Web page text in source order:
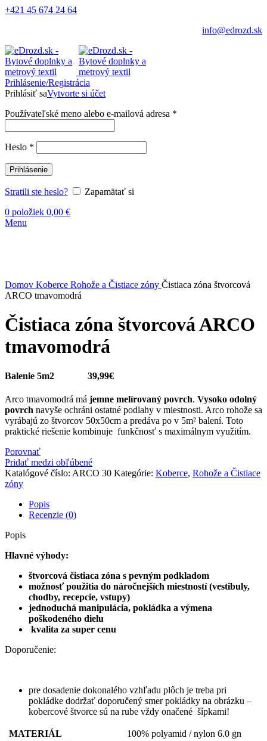
+421 45 674 24 64
info@edrozd.sk
Prihlásenie/Registrácia
Prihlásiť saVytvorte si účet
Používateľské meno alebo e-mailová adresa *
Heslo *
Prihlásenie
Stratili ste heslo?
Zapamätať si
0 položiek 0,00 €
Menu
Domov Koberce Rohože a Čistiace zóny Čistiaca zóna štvorcová
ARCO tmavomodrá
Čistiaca zóna štvorcová ARCO
tmavomodrá
Balenie 5m2 39,99€
Arco tmavomodrá má jemne melírovaný povrch. Vysoko odolný
povrch navyše ochráni ostatné podlahy v miestnosti. Arco rohože sa
vyrábajú zo štvorcov 50x50cm a predáva po v 5m² balení. Toto
praktické riešenie kombinuje funkčnosť s maximálnym využitím.
Porovnať
Pridať medzi obľúbené
Katalógové číslo: ARCO 30 Kategórie: Koberce, Rohože a Čistiace
zóny
Popis
Recenzie (0)
Popis
Hlavné výhody:
štvorcová čistiaca zóna s pevným podkladom
možnosť použitia do náročnejších miestností (vestibuly,
chodby, recepcie, vstupy)
jednoduchá manipulácia, pokládka a výmena
poškodeného dielu
kvalita za super cenu
Doporučenie:
pre dosadenie dokonalého vzhľadu plôch je treba pri
pokládke dodržať doporučený smer pokládky na obrázku –
kobercové štvorce sú na rube vždy onačené šípkami!
MATERIÁL
100% polyamid / nylon 6.0 gn